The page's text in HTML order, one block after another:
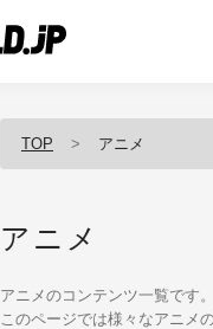
TOP アニメ
アニメ
アニメのコンテンツ一覧です。
このページでは様々なアニメ